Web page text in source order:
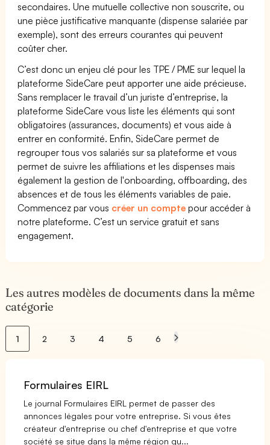
secondaires. Une mutuelle collective non souscrite, ou
une pièce justificative manquante (dispense salariée par
exemple), sont des erreurs courantes qui peuvent
coûter cher.
C’est donc un enjeu clé pour les TPE / PME sur lequel la
plateforme SideCare peut apporter une aide précieuse.
Sans remplacer le travail d’un juriste d’entreprise, la
plateforme SideCare vous liste les éléments qui sont
obligatoires (assurances, documents) et vous aide à
entrer en conformité. Enfin, SideCare permet de
regrouper tous vos salariés sur sa plateforme et vous
permet de suivre les affiliations et les dispenses mais
également la gestion de l'onboarding, offboarding, des
absences et de tous les éléments variables de paie.
Commencez par vous créer un compte pour accéder à
notre plateforme. C’est un service gratuit et sans
engagement.
Les autres modèles de documents dans la même
catégorie
1 2 3 4 5 6
Formulaires EIRL
Le journal Formulaires EIRL permet de passer des
annonces légales pour votre entreprise. Si vous êtes
créateur d'entreprise ou chef d'entreprise et que votre
société se situe dans la même région qu...